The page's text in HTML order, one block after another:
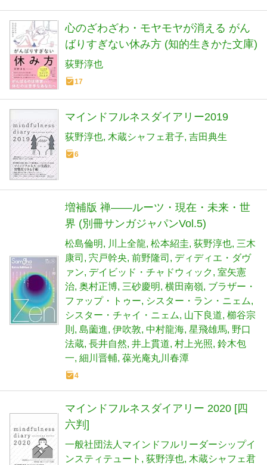
心のざわざわ・モヤモヤが消える がん
ばりすぎない休み方 (知的生きかた文庫)
荻野淳也
17
マインドフルネスダイアリー2019
荻野淳也 木蔵シャフェ君子 吉田典生
6
増補版 禅――ルーツ・現在・未来・世
界 (別冊サンガジャパンVol.5)
松島倫明 川上全龍 松本紹圭 荻野淳也 三木
康司
宍戸幹央 前野隆司
ディディエ・ダヴ
ァン デイビッド・チャドウィック 室矢憲
治 奥村正博 三砂慶明 横田南嶺 ブラザー・
ファップ・トゥー
シスター・ラン・ニェム
シスター・チャイ・ニェム
山下良道 櫛谷宗
則
島薗進 伊吹敦 中村龍海 星飛雄馬 野口
法蔵 長井自然 井上貫道 村上光照 鈴木包
一 細川晋輔 葆光庵丸川春潭
4
マインドフルネスダイアリー 2020 [四
六判]
一般社団法人マインドフルリーダーシップイ
ンスティテュート
荻野淳也 木蔵シャフェ君